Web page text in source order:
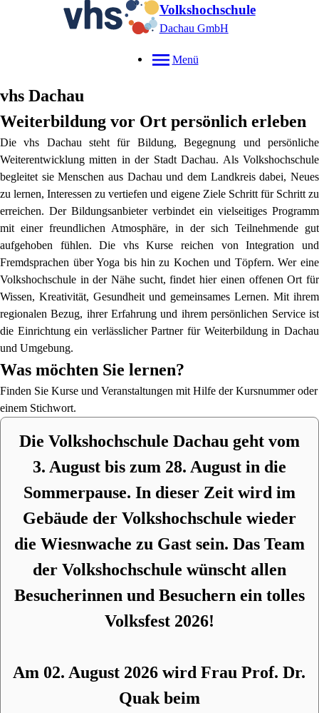
Volkshochschule
Dachau GmbH
Menü
vhs Dachau
Weiterbildung vor Ort persönlich erleben
Die vhs Dachau steht für Bildung, Begegnung und persönliche
Weiterentwicklung mitten in der Stadt Dachau. Als Volkshochschule
begleitet sie Menschen aus Dachau und dem Landkreis dabei, Neues
zu lernen, Interessen zu vertiefen und eigene Ziele Schritt für Schritt zu
erreichen. Der Bildungsanbieter verbindet ein vielseitiges Programm
mit einer freundlichen Atmosphäre, in der sich Teilnehmende gut
aufgehoben fühlen. Die vhs Kurse reichen von Integration und
Fremdsprachen über Yoga bis hin zu Kochen und Töpfern. Wer eine
Volkshochschule in der Nähe sucht, findet hier einen offenen Ort für
Wissen, Kreativität, Gesundheit und gemeinsames Lernen. Mit ihrem
regionalen Bezug, ihrer Erfahrung und ihrem persönlichen Service ist
die Einrichtung ein verlässlicher Partner für Weiterbildung in Dachau
und Umgebung.
Was möchten Sie lernen?
Finden Sie Kurse und Veranstaltungen mit Hilfe der Kursnummer oder
einem Stichwort.
Die Volkshochschule Dachau geht vom
3. August bis zum 28. August in die
Sommerpause. In dieser Zeit wird im
Gebäude der Volkshochschule wieder
die Wiesnwache zu Gast sein. Das Team
der Volkshochschule wünscht allen
Besucherinnen und Besuchern ein tolles
Volksfest 2026!
Am 02. August 2026 wird Frau Prof. Dr.
Quak beim